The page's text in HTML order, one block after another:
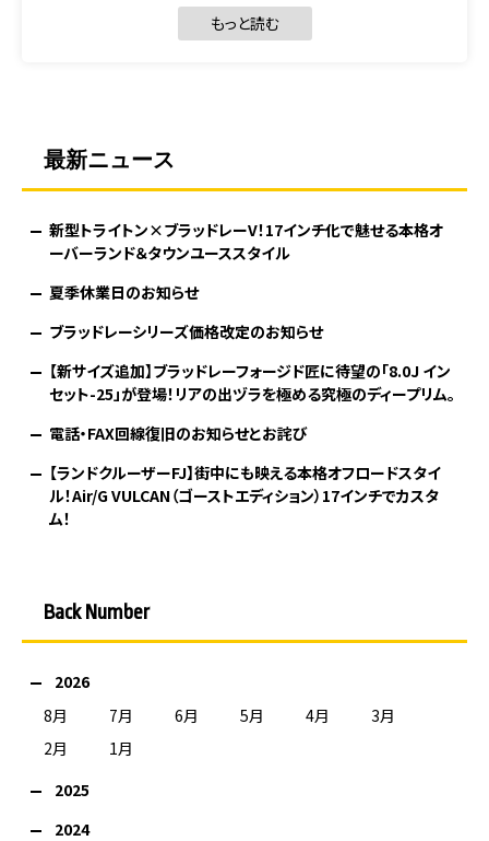
もっと読む
最新ニュース
新型トライトン×ブラッドレーV！17インチ化で魅せる本格オ
ーバーランド＆タウンユーススタイル
夏季休業日のお知らせ
ブラッドレーシリーズ価格改定のお知らせ
【新サイズ追加】ブラッドレーフォージド匠に待望の「8.0J イン
セット-25」が登場！リアの出ヅラを極める究極のディープリム。
電話・FAX回線復旧のお知らせとお詫び
【ランドクルーザーFJ】街中にも映える本格オフロードスタイ
ル！Air/G VULCAN（ゴーストエディション）17インチでカスタ
ム！
Back Number
2026
8月
7月 6月 5月 4月
3月
2月
1月
2025
2024